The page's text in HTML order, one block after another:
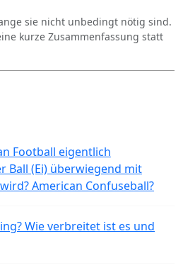
sie nicht unbedingt nötig sind.
kurze Zusammenfassung statt
Football eigentlich
Ball (Ei) überwiegend mit
American Confuseball?
Wie verbreitet ist es und